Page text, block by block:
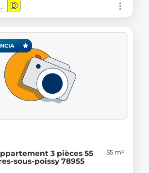
D
3 pièces 55
sous-poissy 78955
55 m²